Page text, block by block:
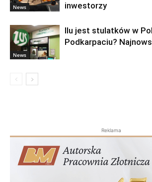
News
inwestorzy
News
Ilu jest stulatków w
Podkarpaciu?
Reklama